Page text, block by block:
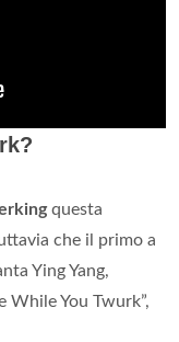
questa
che il primo a
Ying Yang,
You Twurk”,